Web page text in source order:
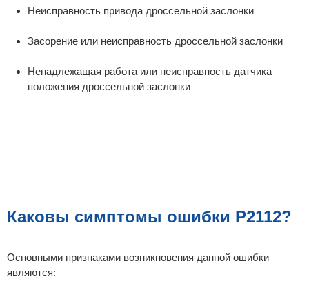
Неисправность привода дроссельной заслонки
Засорение или неисправность дроссельной заслонки
Ненадлежащая работа или неисправность датчика
положения дроссельной заслонки
Каковы симптомы ошибки P2112?
Основными признаками возникновения данной ошибки
являются: